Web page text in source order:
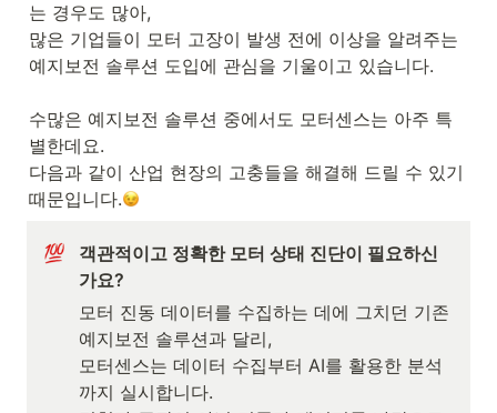
는 경우도 많아,
많은 기업들이 모터 고장이 발생 전에 이상을 알려주는
예지보전 솔루션 도입에 관심을 기울이고 있습니다.
수많은 예지보전 솔루션 중에서도 모터센스는 아주 특
별한데요.
다음과 같이 산업 현장의 고충들을 해결해 드릴 수 있기
때문입니다.
객관적이고 정확한 모터 상태 진단이 필요하신
가요?
모터 진동 데이터를 수집하는 데에 그치던 기존
예지보전 솔루션과 달리,
모터센스는 데이터 수집부터 AI를 활용한 분석
까지 실시합니다.